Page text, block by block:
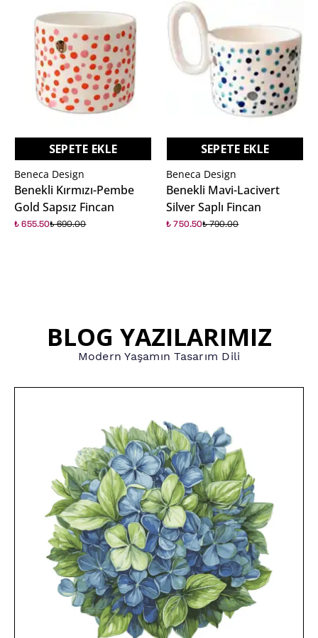
%5
SEPETE EKLE
Beneca Design
Benekli Kırmızı-Pembe
Gold Sapsız Fincan
₺ 655.50₺ 690.00
%5
SEPETE EKLE
Beneca Design
Benekli Mavi-Lacivert
Silver Saplı Fincan
₺ 750.50₺ 790.00
BLOG YAZILARIMIZ
Modern Yaşamın Tasarım Dili